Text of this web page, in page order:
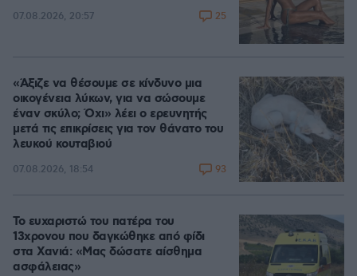
07.08.2026, 20:57 25
«Άξιζε να θέσουμε σε κίνδυνο μια
οικογένεια λύκων, για να σώσουμε
έναν σκύλο; Όχι» λέει ο ερευνητής
μετά τις επικρίσεις για τον θάνατο του
λευκού κουταβιού
07.08.2026, 18:54 93
Το ευχαριστώ του πατέρα του
13χρονου που δαγκώθηκε από φίδι
στα Χανιά: «Μας δώσατε αίσθημα
ασφάλειας»